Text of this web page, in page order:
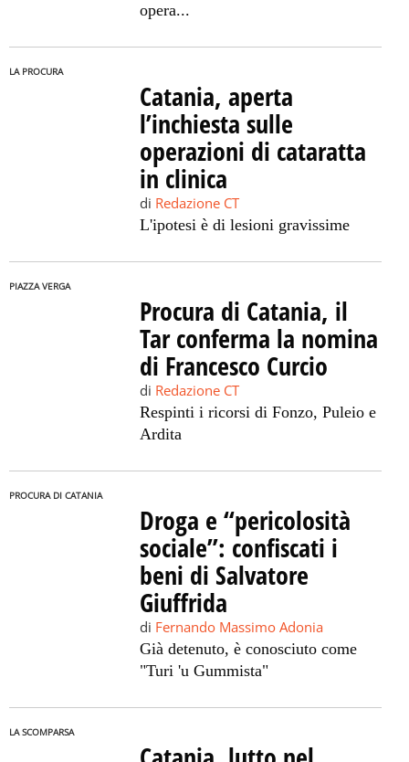
opera...
LA PROCURA
Catania, aperta
l’inchiesta sulle
operazioni di cataratta
in clinica
di Redazione CT
L'ipotesi è di lesioni gravissime
PIAZZA VERGA
Procura di Catania, il
Tar conferma la nomina
di Francesco Curcio
di Redazione CT
Respinti i ricorsi di Fonzo, Puleio e
Ardita
PROCURA DI CATANIA
Droga e “pericolosità
sociale”: confiscati i
beni di Salvatore
Giuffrida
di Fernando Massimo Adonia
Già detenuto, è conosciuto come
"Turi 'u Gummista"
LA SCOMPARSA